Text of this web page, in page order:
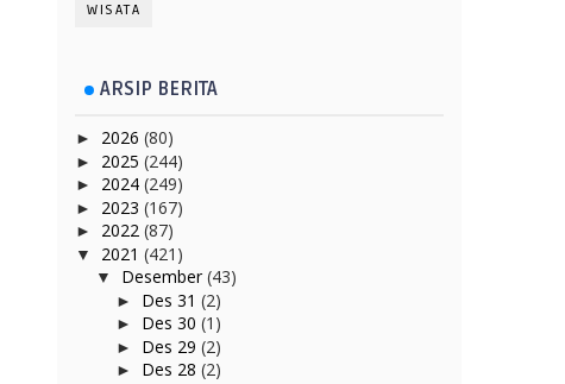
WISATA
ARSIP BERITA
► 2026 (80)
► 2025 (244)
► 2024 (249)
► 2023 (167)
► 2022 (87)
▼ 2021 (421)
▼ Desember(43)
► Des 31 (2)
► Des 30 (1)
► Des 29 (2)
► Des 28 (2)